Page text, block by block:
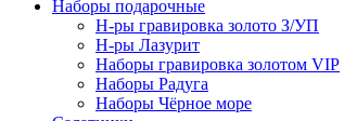
Наборы подарочные
Н-ры гравировка золото З/УП
Н-ры Лазурит
Наборы гравировка золотом VIP
Наборы Радуга
Наборы Чёрное море